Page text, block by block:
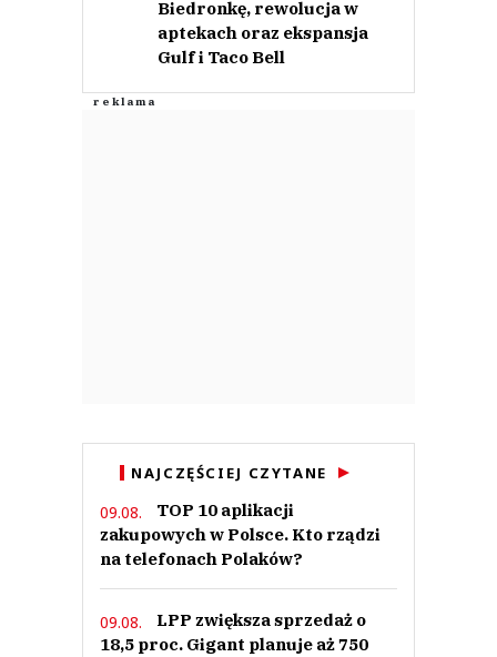
Ja
This comment was minimized by the moderator on the site
będzie przede wszystkim zdrowo, a jak! kasa się liczy
free
Odpowiedz
0
Biedronkę, rewolucja w
aptekach oraz ekspansja
Gulf i Taco Bell
NAJCZĘŚCIEJ CZYTANE
09.08.
TOP 10 aplikacji
zakupowych w Polsce. Kto rządzi
na telefonach Polaków?
09.08.
LPP zwiększa sprzedaż o
18,5 proc. Gigant planuje aż 750